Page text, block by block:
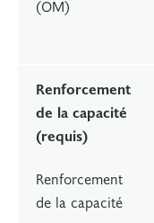
(OM)
Renforcement
de la capacité
(requis)
Renforcement
de la capacité